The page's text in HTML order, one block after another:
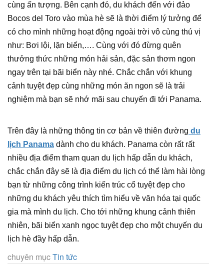
cùng ấn tượng. Bên cạnh đó, du khách đến với đảo
Bocos del Toro vào mùa hè sẽ là thời điểm lý tưởng để
có cho mình những hoạt động ngoài trời vô cùng thú vị
như: Bơi lội, lặn biển,…. Cùng với đó đừng quên
thưởng thức những món hải sản, đặc sản thơm ngon
ngay trên tại bãi biển này nhé. Chắc chắn với khung
cảnh tuyệt đẹp cùng những món ăn ngon sẽ là trải
nghiệm mà bạn sẽ nhớ mãi sau chuyến đi tới Panama.
Trên đây là những thông tin cơ bản về thiên đường du
lịch Panama dành cho du khách. Panama còn rất rất
nhiều địa điểm tham quan du lịch hấp dẫn du khách,
chắc chắn đây sẽ là địa điểm du lịch có thể làm hài lòng
bạn từ những công trình kiến trúc cổ tuyệt đẹp cho
những du khách yêu thích tìm hiểu về văn hóa tại quốc
gia mà mình du lịch. Cho tới những khung cảnh thiên
nhiên, bãi biển xanh ngọc tuyệt đẹp cho một chuyến du
lịch hè đầy hấp dẫn.
chuyên mụcTin tức